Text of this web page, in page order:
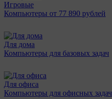
Игровые
Компьютеры от 77 890 рублей
Для дома
Компьютеры для базовых задач
Для офиса
Компьютеры для офисных задач